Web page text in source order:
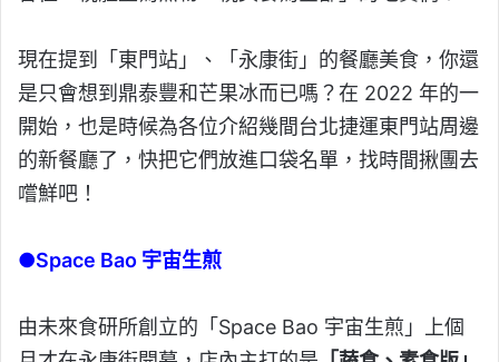
現在提到「東門站」、「永康街」的餐廳美食，你還
是只會想到鼎泰豐和芒果冰而已嗎？在 2022 年的一
開始，也是時候為各位介紹幾間台北捷運東門站周邊
的新餐廳了，快把它們放進口袋名單，找時間揪團去
嚐鮮吧！
●Space Bao 宇宙生煎
由未來食研所創立的「Space Bao 宇宙生煎」上個